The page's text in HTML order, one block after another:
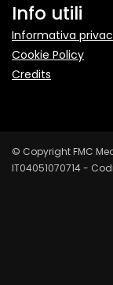
Info utili
Informativa
Cookie Policy
Credits
© Copyright FMC
IT04051070714 -